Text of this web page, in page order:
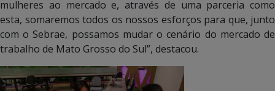
mulheres ao mercado e, através de uma parceria como
esta, somaremos todos os nossos esforços para que, junto
com o Sebrae, possamos mudar o cenário do mercado de
trabalho de Mato Grosso do Sul”, destacou.